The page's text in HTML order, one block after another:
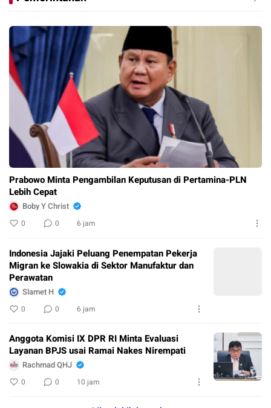
Prabowo Minta Pengambilan Keputusan di Pertamina-PLN
Lebih Cepat
Boby Y Christ
0 0 6 jam
Indonesia Jajaki Peluang Penempatan Pekerja
Migran ke Slowakia di Sektor Manufaktur dan
Perawatan
Slamet H
0 0 6 jam
Anggota Komisi IX DPR RI Minta Evaluasi
Layanan BPJS usai Ramai Nakes Nirempati
Rachmad QHJ
0 0 10 jam